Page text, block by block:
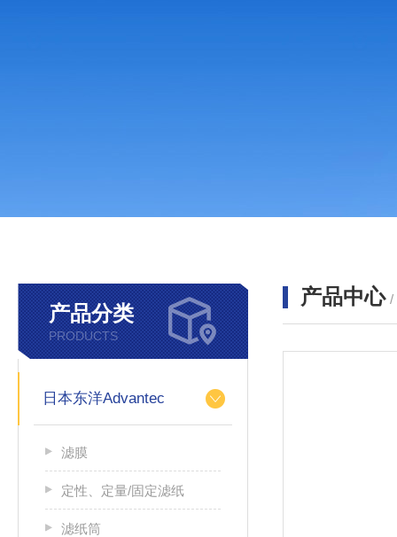
产品分类
PRODUCTS
日本东洋Advantec
滤膜
定性、定量/固定滤纸
滤纸筒
产品中心 /